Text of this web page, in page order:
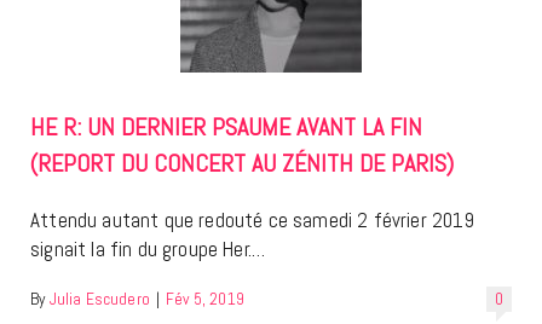
HE R: UN DERNIER PSAUME AVANT LA FIN
(REPORT DU CONCERT AU ZÉNITH DE PARIS)
Attendu autant que redouté ce samedi 2 février 2019
signait la fin du groupe Her.…
0
By Julia Escudero | Fév 5, 2019